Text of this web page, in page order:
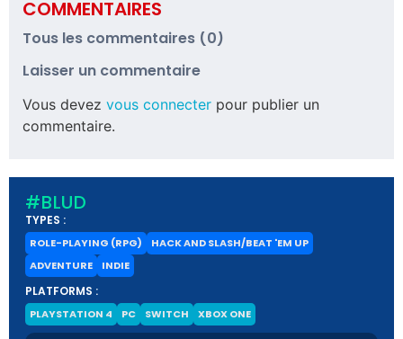
COMMENTAIRES
Tous les commentaires (0)
Laisser un commentaire
Vous devez vous connecter pour publier un
commentaire.
#BLUD
TYPES :
ROLE-PLAYING (RPG)
HACK AND SLASH/BEAT 'EM UP
ADVENTURE
INDIE
PLATFORMS :
PLAYSTATION 4 PC SWITCH XBOX ONE